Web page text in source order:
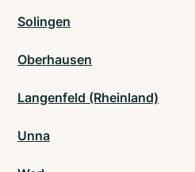
Solingen
Oberhausen
Langenfeld (Rheinland)
Unna